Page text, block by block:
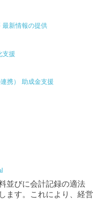
並びに会計記録の適法
ます。これにより、経営